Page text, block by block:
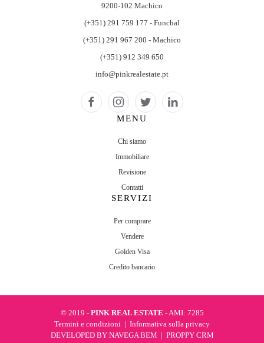
9200-102 Machico
(+351) 291 759 177 - Funchal
(+351) 291 967 200 - Machico
(+351) 912 349 650
info@pinkrealestate.pt
MENU
Chi siamo
Immobiliare
Revisione
Contatti
SERVIZI
Per comprare
Vendere
Golden Visa
Credito bancario
© 2019 - PINK REAL ESTATE - AMI: 7285
Termini e condizioni | Informativa sulla privacy
DEVELOPED BY NAVEGA BEM | PROPPY CRM